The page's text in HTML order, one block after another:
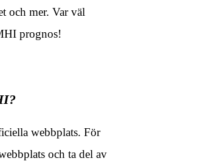
och mer. Var väl
prognos!
webbplats. För
och ta del av